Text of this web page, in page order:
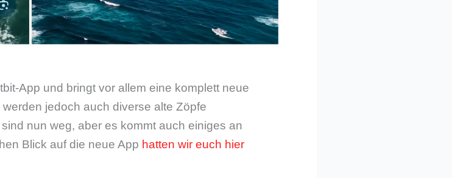
App und bringt vor allem eine komplett neue
jedoch auch diverse alte Zöpfe
nun weg, aber es kommt auch einiges an
Blick auf die neue App hatten wir euch hier